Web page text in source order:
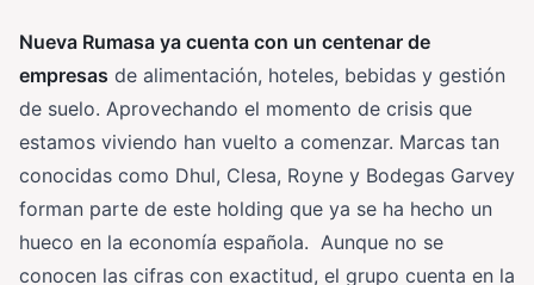
Nueva Rumasa ya cuenta con un centenar de
empresas de alimentación, hoteles, bebidas y gestión
de suelo. Aprovechando el momento de crisis que
estamos viviendo han vuelto a comenzar. Marcas tan
conocidas como Dhul, Clesa, Royne y Bodegas Garvey
forman parte de este holding que ya se ha hecho un
hueco en la economía española. Aunque no se
conocen las cifras con exactitud, el grupo cuenta en la